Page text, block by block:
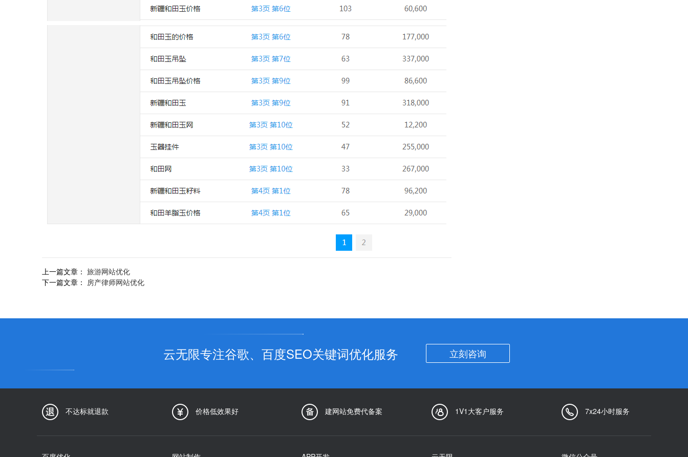
上一篇文章： 旅游网站优化
下一篇文章： 房产律师网站优化
云无限专注谷歌、百度SEO关键词优化服务 立刻咨询
不达标就退款 价格低效果好 建网站免费代备案 1V1大客户服务 7x24小时服务